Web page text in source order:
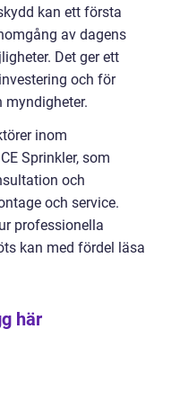
kan ett första
av dagens
Det ger ett
och för
inom
Sprinkler, som
och
och service.
professionella
kan med fördel läsa
här